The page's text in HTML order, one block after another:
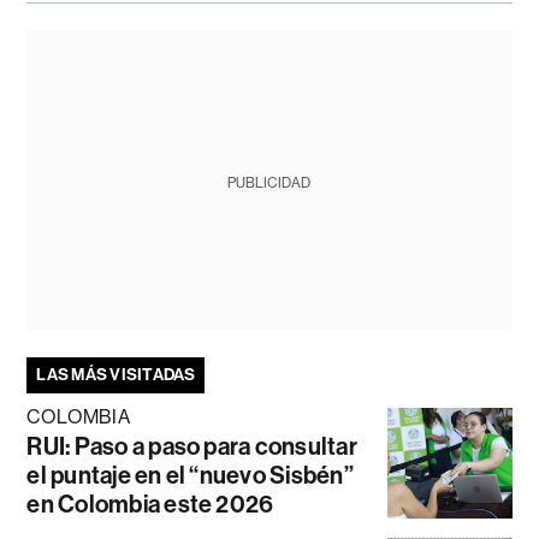
PUBLICIDAD
LAS MÁS VISITADAS
COLOMBIA
RUI: Paso a paso para consultar
el puntaje en el “nuevo Sisbén”
en Colombia este 2026